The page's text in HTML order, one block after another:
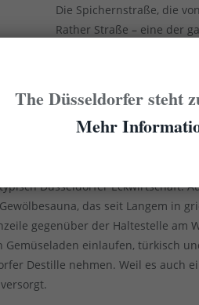
Die Spichernstraße, die
Rather Straße – eine der
Häuser waren und sind schlicht,
sich das Gelände von Schlachthof
ist die Gegend beinahe begehrt
und Sutton’s Irish Pub an der
die Iren die Kneipe vor gut 30
Düsseldorfer Eckwirtschaft.
das seit Langem in
gegenüber der Haltestelle am
Gemüseladen einlaufen, türkisch
Destille nehmen. Weil es auch
The Düsseldorfer steht
Mehr